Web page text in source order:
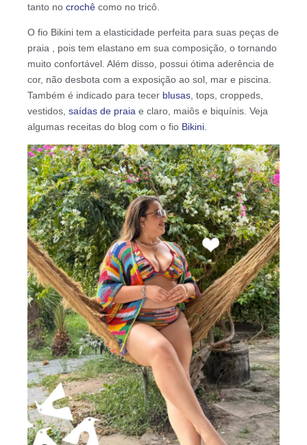
tanto no crochê como no tricô.
O fio Bikini tem a elasticidade perfeita para suas peças de
praia , pois tem elastano em sua composição, o tornando
muito confortável. Além disso, possui ótima aderência de
cor, não desbota com a exposição ao sol, mar e piscina.
Também é indicado para tecer blusas , tops, croppeds,
vestidos, saídas de praia e claro, maiôs e biquínis. Veja
algumas receitas do blog com o fio Bikini